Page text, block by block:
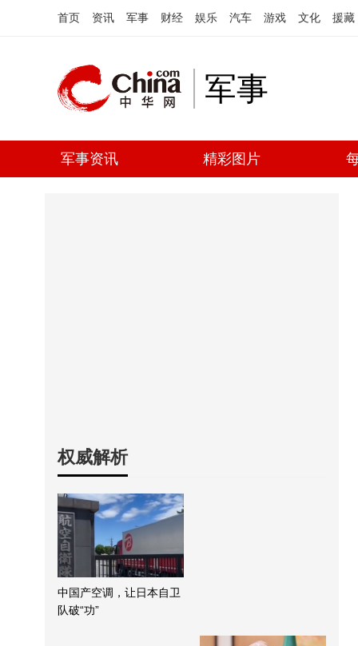
首页 资讯 军事 财经 娱乐 汽车 游戏 文化 援藏
军事
军事资讯 精彩图片
权威解析
中国产空调，让日本自卫
队破“功”